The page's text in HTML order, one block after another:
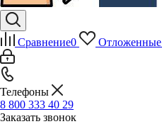
Сравнение0 Отложенные
Телефоны
8 800 333 40 29
Заказать звонок